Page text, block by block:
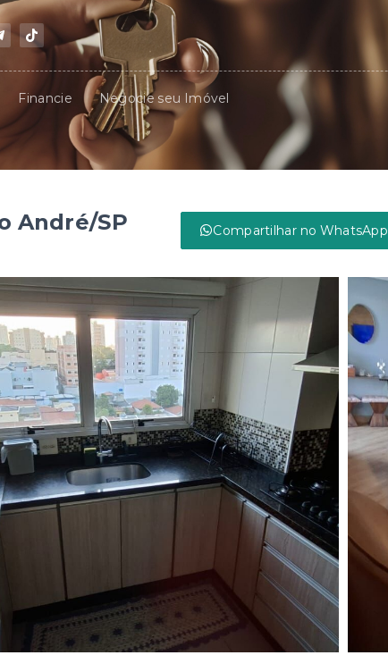
Financie Negocie seu Imóvel
André/SP Compartilhar no WhatsApp